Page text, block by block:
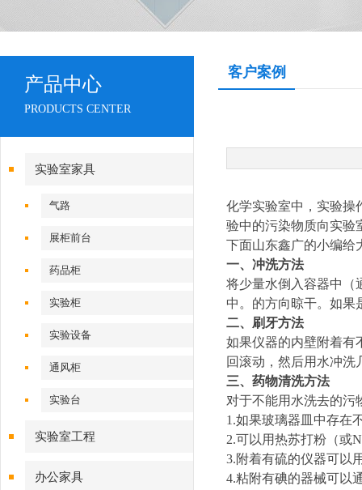
产品中心
PRODUCTS CENTER
实验室家具
气路
展柜前台
药品柜
实验柜
实验设备
通风柜
实验台
实验室工程
办公家具
客户案例
化学实验室中，实验操
验中的污染物质向实验
下面山东鑫广的小编给
一、冲洗方法
将少量水倒入容器中（
中。的方向晾干。如果
二、刷牙方法
如果仪器的内壁附着有
回滚动，然后用水冲洗
三、药物清洗方法
对于不能用水洗去的污
1.如果玻璃器皿中存在
2.可以用热苏打粉（或
3.附着有硫的仪器可以
4.粘附有碘的器械可以